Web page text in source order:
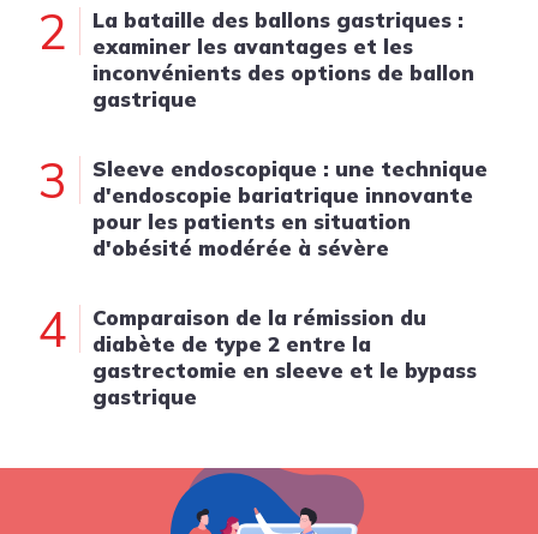
2
La bataille des ballons gastriques :
examiner les avantages et les
inconvénients des options de ballon
gastrique
3
Sleeve endoscopique : une technique
d'endoscopie bariatrique innovante
pour les patients en situation
d'obésité modérée à sévère
4
Comparaison de la rémission du
diabète de type 2 entre la
gastrectomie en sleeve et le bypass
gastrique